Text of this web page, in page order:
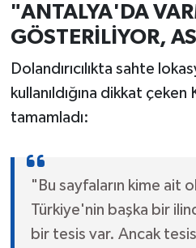
"ANTALYA'DA
GÖSTERİLİYOR,
Dolandırıcılıkta sahte
kullanıldığına dikkat
tamamladı:
"Bu sayfaların kime ait
Türkiye'nin başka bir
bir tesis var. Ancak